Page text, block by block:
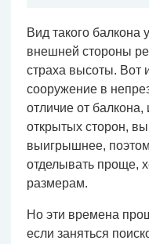
Вид такого балкона
внешней стороны
страха высоты. Вот
сооружение в
отличие от балкона,
открытых сторон,
выигрышнее,
отделывать проще,
размерам.
Но эти времена
если заняться